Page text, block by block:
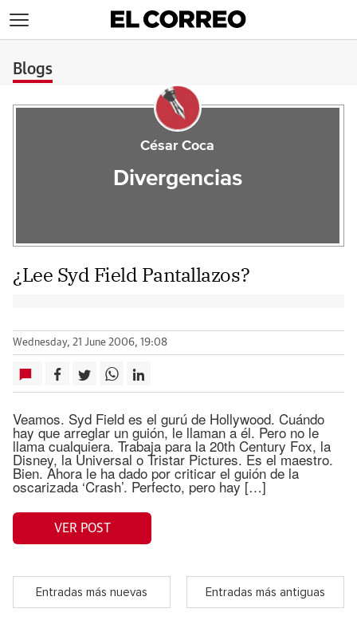
Blogs
César Coca
Divergencias
¿Lee Syd Field Pantallazos?
Wednesday, 21 June 2006, 19:08
Veamos. Syd Field es el gurú de Hollywood. Cuándo
hay que arreglar un guión, le llaman a él. Pero no le
llama cualquiera. Trabaja para la 20th Century Fox, la
Disney, la Universal o Tristar Pictures. Es el maestro.
Bien. Ahora le ha dado por criticar el guión de la
oscarizada ‘Crash’. Perfecto, pero hay […]
VER POST
Entradas más nuevas Entradas más antiguas